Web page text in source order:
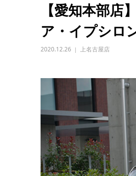
【愛知本部
ア・イプシロ
2020.12.26 上名古屋店